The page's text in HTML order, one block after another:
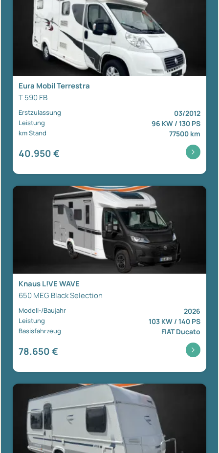
Eura Mobil Terrestra
T 590 FB
Erstzulassung 03/2012
Leistung 96 KW / 130 PS
km Stand 77500 km
40.950 €
Knaus L!VE WAVE
650 MEG Black Selection
Modell-/Baujahr 2026
Leistung 103 KW / 140 PS
Basisfahrzeug FIAT Ducato
78.650 €